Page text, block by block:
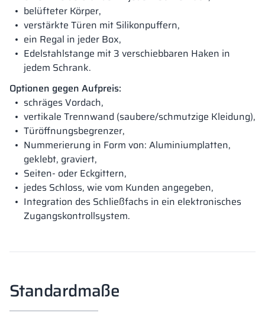
belüfteter Körper,
verstärkte Türen mit Silikonpuffern,
ein Regal in jeder Box,
Edelstahlstange mit 3 verschiebbaren Haken in
jedem Schrank.
Optionen gegen Aufpreis:
schräges Vordach,
vertikale Trennwand (saubere/schmutzige Kleidung),
Türöffnungsbegrenzer,
Nummerierung in Form von: Aluminiumplatten,
geklebt, graviert,
Seiten- oder Eckgittern,
jedes Schloss, wie vom Kunden angegeben,
Integration des Schließfachs in ein elektronisches
Zugangskontrollsystem.
Standardmaße